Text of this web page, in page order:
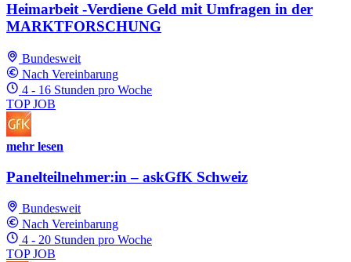
Heimarbeit -Verdiene Geld mit Umfragen in der
MARKTFORSCHUNG
Bundesweit
Nach Vereinbarung
4 - 16 Stunden pro Woche
TOP JOB
mehr lesen
Panelteilnehmer:in – askGfK Schweiz
Bundesweit
Nach Vereinbarung
4 - 20 Stunden pro Woche
TOP JOB